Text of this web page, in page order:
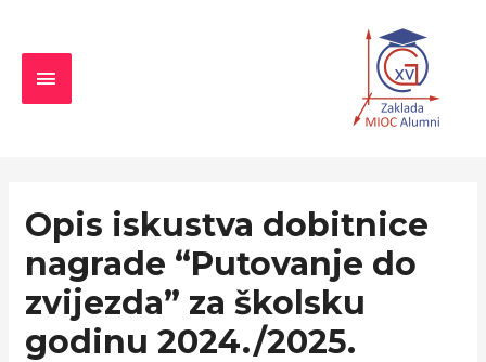
MENU
Opis iskustva dobitnice
nagrade “Putovanje do
zvijezda” za školsku
godinu 2024./2025.